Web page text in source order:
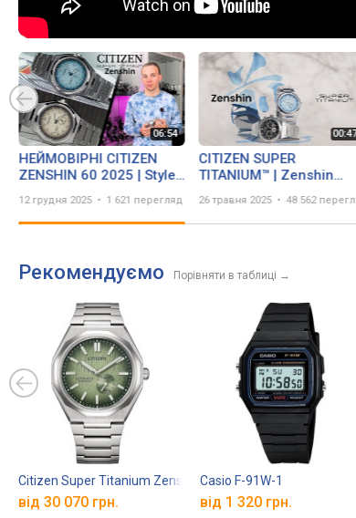
НЕЙМОВІРНІ CITIZEN
ZENSHIN 60 2025 | Style-
12 грудня 2025 1 621 перегляд
CITIZEN SUPER
TITANIUM™ | Zenshin
26 травня 2025 48 562 перегляда
Рекомендуємо Порівняти в таблиці →
Citizen Super Titanium Zenshin 60 NK5020-58X
від 30 070 грн.
Casio F-91W-1
від 1 320 грн.